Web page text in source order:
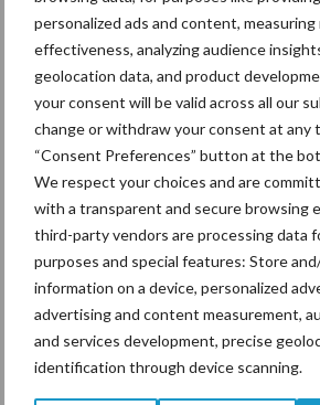
personalized ads and content,
effectiveness, analyzing audience
geolocation data, and product
your consent will be valid across all our
change or withdraw your consent at any
“Consent Preferences” button at the
We respect your choices and are
with a transparent and secure browsing
third-party vendors are processing data
purposes and special features: Store
information on a device, personalized
advertising and content measurement,
and services development, precise
identification through device scanning.
ForFarmers ziet
marktaandeel
krimpende
markt
Themapagina's
Diergezondheid Bemesting